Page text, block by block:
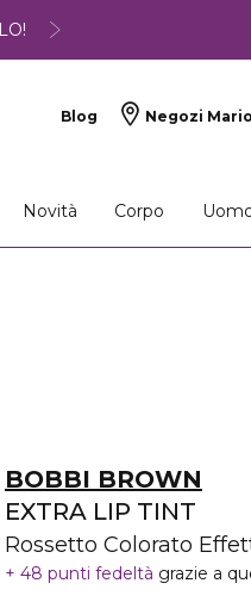
Blog Negozi
Novità Corpo
BOBBI BROWN
EXTRA LIP TINT
Rossetto Colorato
48 punti fedeltà grazie a